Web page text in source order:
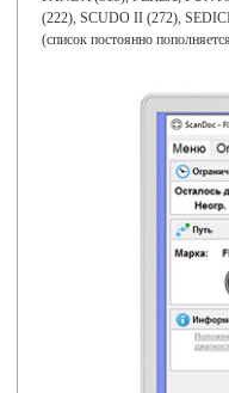
(222), SCUDO II (272),
(список постоянно